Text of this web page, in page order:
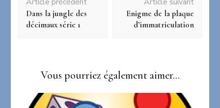
d'article
Dans la jungle des
décimaux série 1
Enigme de la plaque
d’immatriculation
Vous pourriez également aimer...